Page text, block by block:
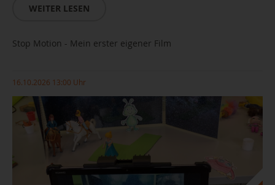
WEITER LESEN
Stop Motion - Mein erster eigener Film
16.10.2026 13:00 Uhr